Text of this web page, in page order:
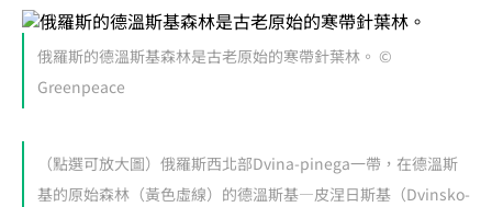
俄羅斯的德溫斯基森林是古老原始的寒帶針葉林。 ©
Greenpeace
（點選可放大圖）俄羅斯西北部Dvina-pinega一帶，在德溫斯
基的原始森林（黃色虛線）的德溫斯基—皮涅日斯基（Dvinsko-